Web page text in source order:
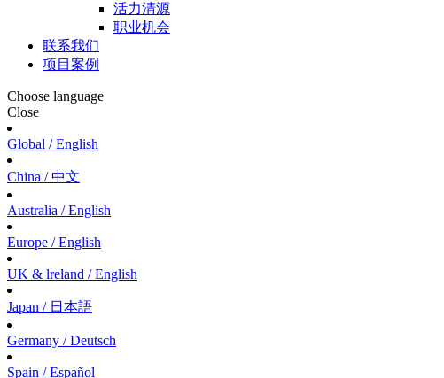
活力清源
职业机会
联系我们
项目案例
Choose language
Close
Global / English
China / 中文
Australia / English
Europe / English
UK & lreland / English
Japan / 日本語
Germany / Deutsch
Spain / Español